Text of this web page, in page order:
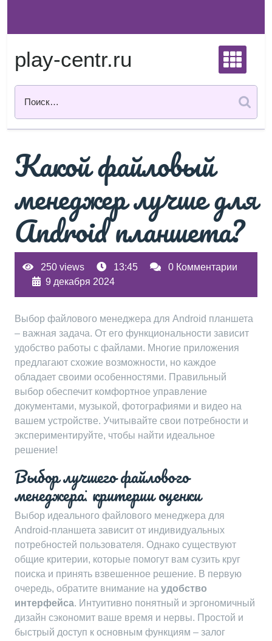
содержимому
play-centr.ru
Какой файловый
менеджер лучше для
Android планшета?
250 views 13:45
0 Комментарии
9 декабря 2024
Выбор файлового менеджера для Android планшета
– важная задача. От его функциональности зависит
удобство работы с файлами. Многие приложения
предлагают схожие возможности, но каждое
обладает своими особенностями. Правильный
выбор обеспечит комфортное управление
документами, музыкой, фотографиями и видео на
вашем устройстве. Учитывайте свои потребности и
экспериментируйте, чтобы найти идеальное
решение!
Выбор лучшего файлового
менеджера⁚ критерии оценки
Выбор идеального файлового менеджера для
Android-планшета зависит от индивидуальных
потребностей пользователя. Однако существуют
общие критерии, которые помогут вам сузить круг
поиска и принять взвешенное решение. В первую
очередь, обратите внимание на удобство
интерфейса. Интуитивно понятный и эргономичный
дизайн сэкономит ваше время и нервы. Простой и
быстрый доступ к основным функциям – залог